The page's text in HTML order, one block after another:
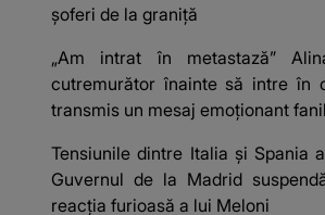
șoferi de la graniță
„Am intrat în metastază”
cutremurător înainte să intre în
transmis un mesaj emoționant
Tensiunile dintre Italia și Spania
Guvernul de la Madrid
reacția furioasă a lui Meloni